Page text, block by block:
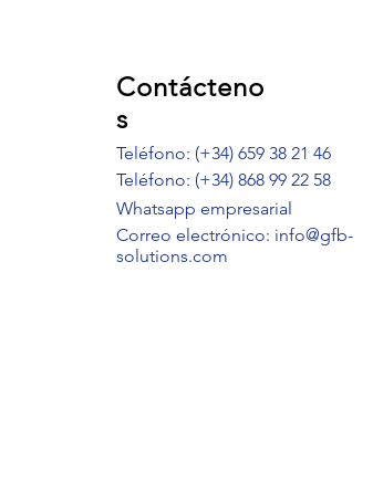
Contácteno
s
Teléfono: (+34) 659 38 21 46
Teléfono: (+34) 868 99 22 58
Whatsapp empresarial
Correo electrónico: info@gfb-
solutions.com